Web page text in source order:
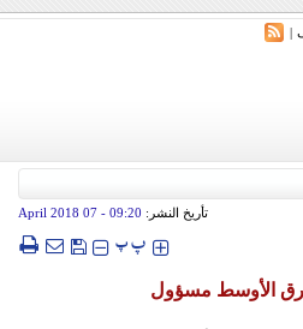
|
تأريخ النشر: 09:20
- 07 April 2018
‍‍‍ پپ
الأوسط مسؤول